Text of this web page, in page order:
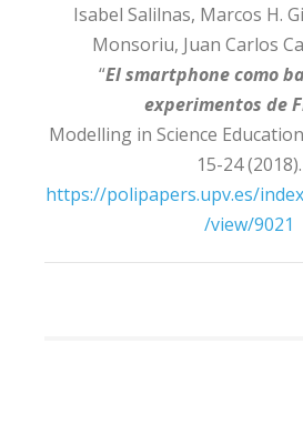
Isabel Salilnas, Marcos H.
Monsoriu, Juan Carlos
“El smartphone como
experimentos de
Modelling in Science
15-24 (2018).
https://polipapers.upv.es/
/view/9021